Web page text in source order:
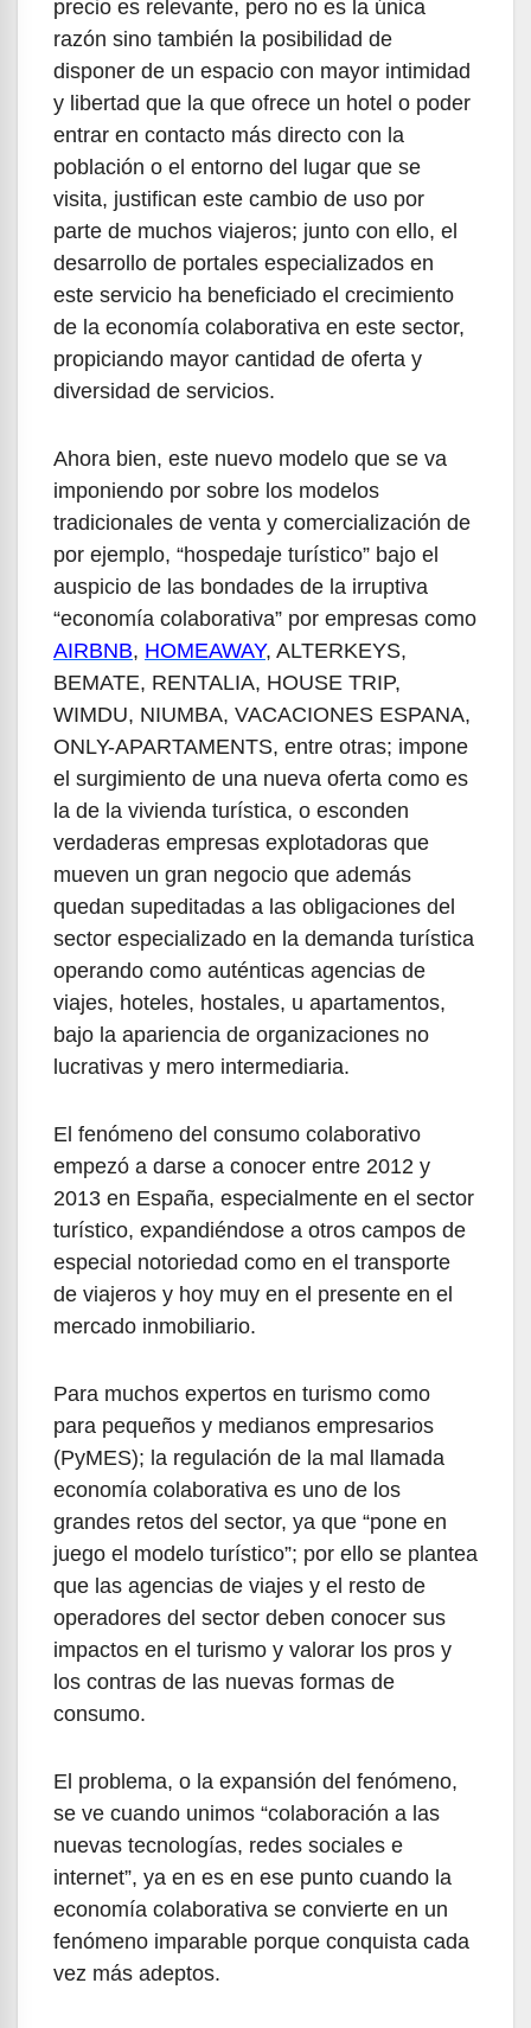
precio es relevante, pero no es la única
razón sino también la posibilidad de
disponer de un espacio con mayor intimidad
y libertad que la que ofrece un hotel o poder
entrar en contacto más directo con la
población o el entorno del lugar que se
visita, justifican este cambio de uso por
parte de muchos viajeros; junto con ello, el
desarrollo de portales especializados en
este servicio ha beneficiado el crecimiento
de la economía colaborativa en este sector,
propiciando mayor cantidad de oferta y
diversidad de servicios.
Ahora bien, este nuevo modelo que se va
imponiendo por sobre los modelos
tradicionales de venta y comercialización de
por ejemplo, “hospedaje turístico” bajo el
auspicio de las bondades de la irruptiva
“economía colaborativa” por empresas como
AIRBNB, HOMEAWAY, ALTERKEYS,
BEMATE, RENTALIA, HOUSE TRIP,
WIMDU, NIUMBA, VACACIONES ESPANA,
ONLY-APARTAMENTS, entre otras; impone
el surgimiento de una nueva oferta como es
la de la vivienda turística, o esconden
verdaderas empresas explotadoras que
mueven un gran negocio que además
quedan supeditadas a las obligaciones del
sector especializado en la demanda turística
operando como auténticas agencias de
viajes, hoteles, hostales, u apartamentos,
bajo la apariencia de organizaciones no
lucrativas y mero intermediaria.
El fenómeno del consumo colaborativo
empezó a darse a conocer entre 2012 y
2013 en España, especialmente en el sector
turístico, expandiéndose a otros campos de
especial notoriedad como en el transporte
de viajeros y hoy muy en el presente en el
mercado inmobiliario.
Para muchos expertos en turismo como
para pequeños y medianos empresarios
(PyMES); la regulación de la mal llamada
economía colaborativa es uno de los
grandes retos del sector, ya que “pone en
juego el modelo turístico”; por ello se plantea
que las agencias de viajes y el resto de
operadores del sector deben conocer sus
impactos en el turismo y valorar los pros y
los contras de las nuevas formas de
consumo.
El problema, o la expansión del fenómeno,
se ve cuando unimos “colaboración a las
nuevas tecnologías, redes sociales e
internet”, ya en es en ese punto cuando la
economía colaborativa se convierte en un
fenómeno imparable porque conquista cada
vez más adeptos.